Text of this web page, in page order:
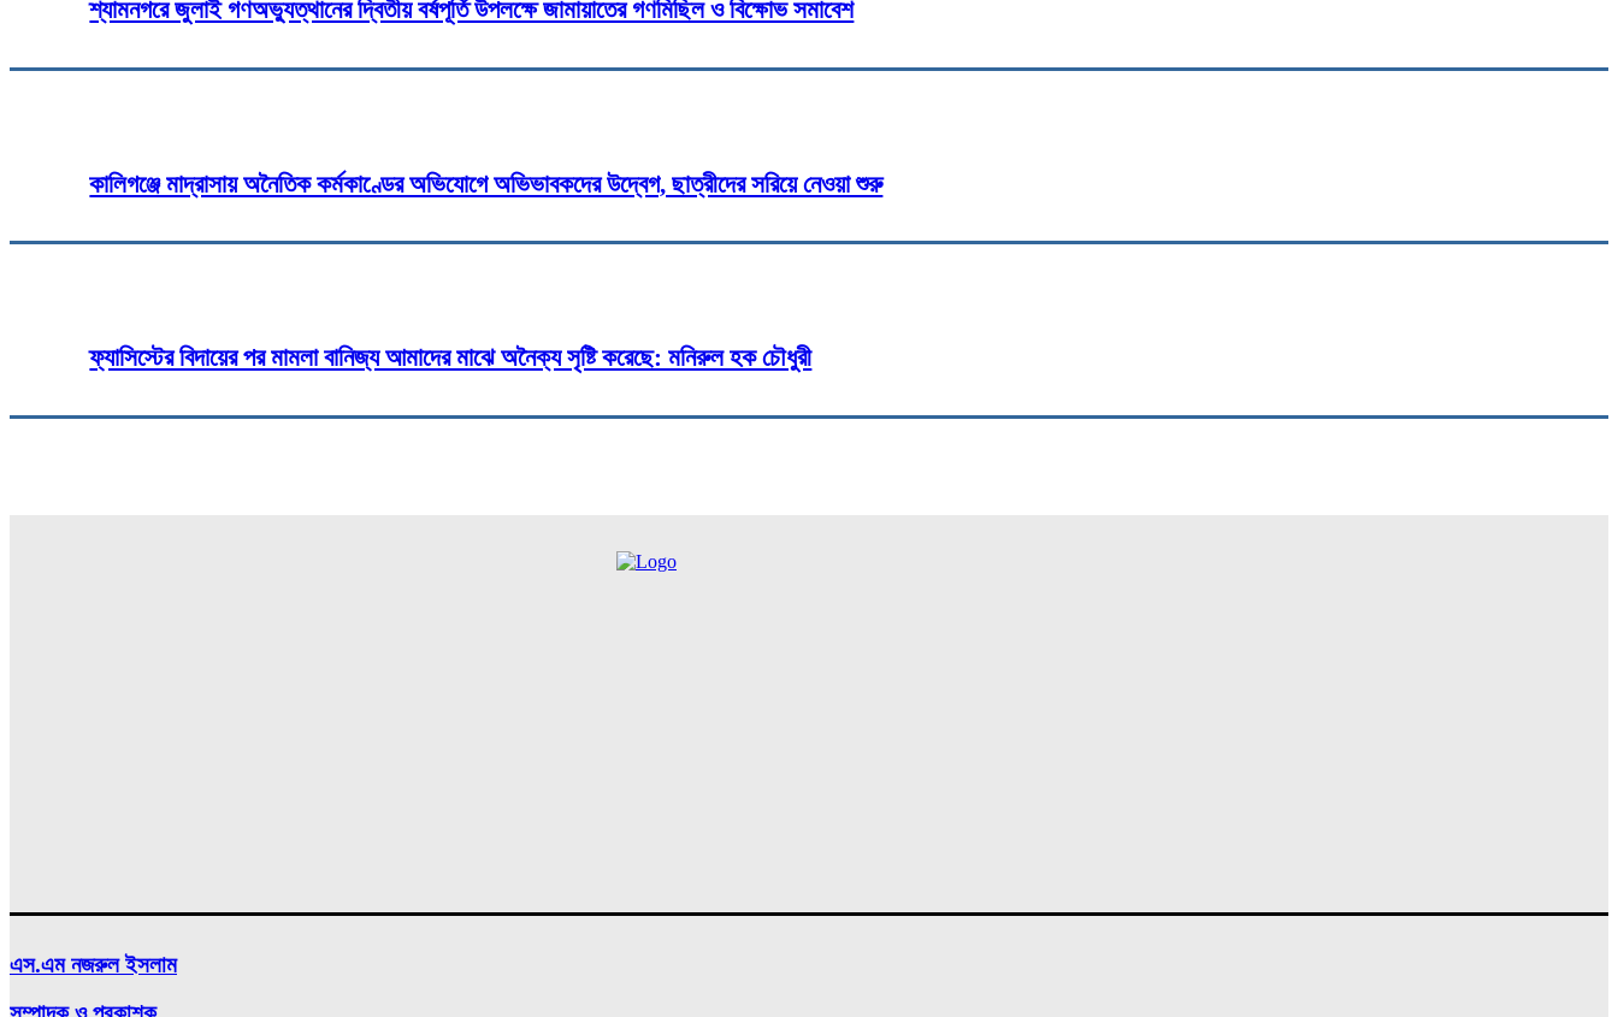
শ্যামনগরে জুলাই গণঅভ্যুত্থানের দ্বিতীয় বর্ষপূর্তি উপলক্ষে জামায়াতের গণমিছিল ও বিক্ষোভ সমাবেশ
কালিগঞ্জে মাদ্রাসায় অনৈতিক কর্মকাণ্ডের অভিযোগে অভিভাবকদের উদ্বেগ, ছাত্রীদের সরিয়ে নেওয়া শুরু
ফ্যাসিস্টের বিদায়ের পর মামলা বানিজ্য আমাদের মাঝে অনৈক্য সৃষ্টি করেছে: মনিরুল হক চৌধুরী
এস.এম নজরুল ইসলাম